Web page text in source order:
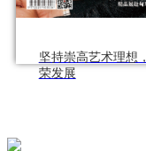
坚持崇高艺术理想
荣发展